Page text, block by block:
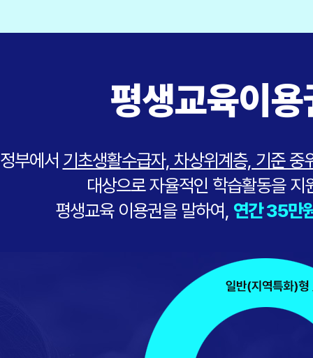
평생교육이
정부에서 기초생활수급자, 차상위계층, 기준
대상으로 자율적인 학습활동을 지
평생교육 이용권을 말하여, 연간 35만